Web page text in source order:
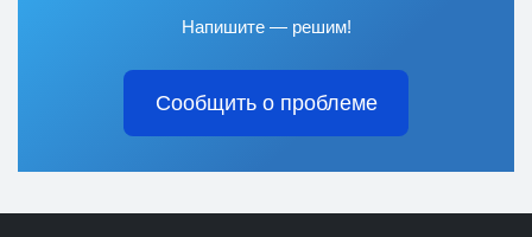
Напишите — решим!
Сообщить о проблеме